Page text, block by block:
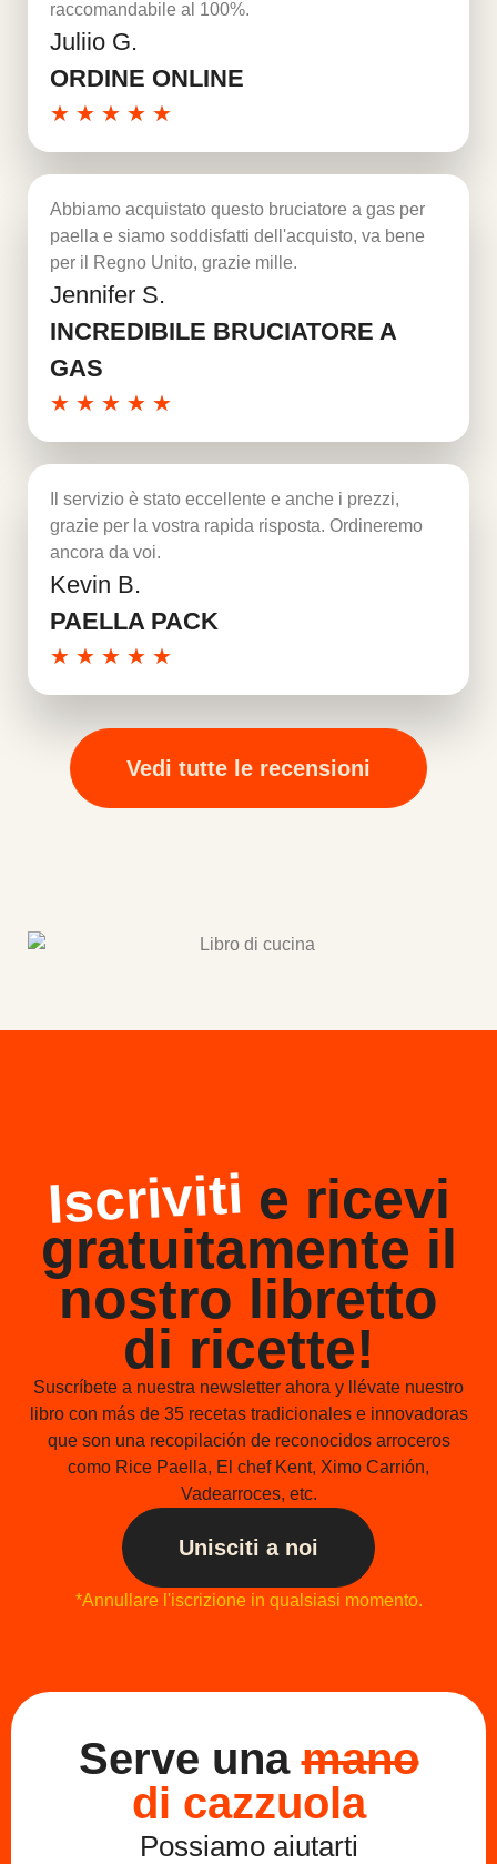
raccomandabile al 100%.
Juliio G.
ORDINE ONLINE
★ ★ ★ ★ ★
Abbiamo acquistato questo bruciatore a gas per
paella e siamo soddisfatti dell'acquisto, va bene
per il Regno Unito, grazie mille.
Jennifer S.
INCREDIBILE BRUCIATORE A
GAS
★ ★ ★ ★ ★
Il servizio è stato eccellente e anche i prezzi,
grazie per la vostra rapida risposta. Ordineremo
ancora da voi.
Kevin B.
PAELLA PACK
★ ★ ★ ★ ★
Vedi tutte le recensioni
Iscriviti e ricevi
gratuitamente il
nostro libretto
di ricette!
Suscríbete a nuestra newsletter ahora y llévate nuestro
libro con más de 35 recetas tradicionales e innovadoras
que son una recopilación de reconocidos arroceros
como Rice Paella, El chef Kent, Ximo Carrión,
Vadearroces, etc.
Unisciti a noi
*Annullare l'iscrizione in qualsiasi momento.
Serve unamano
di cazzuola
Possiamo aiutarti